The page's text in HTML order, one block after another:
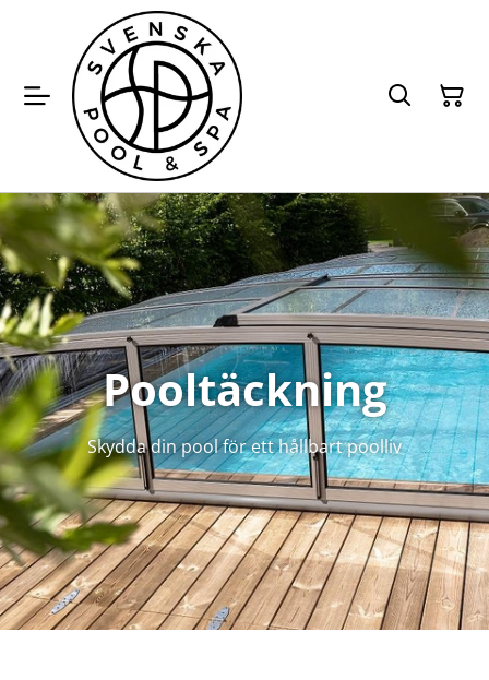
Pooltäckning
Skydda din pool för ett hållbart poolliv